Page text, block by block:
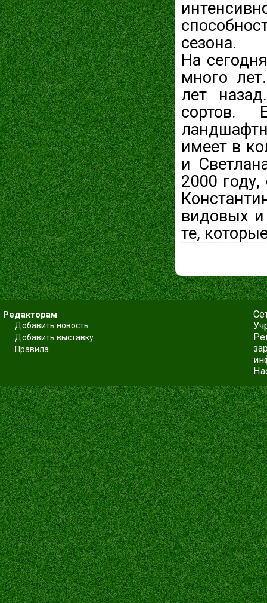
сезона.
На
много
лет
сортов.
имеет в
и
2000
видовых и
те,
Редакторам
Добавить новость
Добавить выставку
Правила